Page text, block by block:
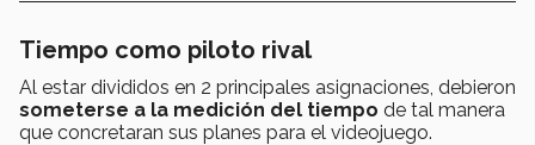
Tiempo como piloto rival
Al estar divididos en 2 principales asignaciones, debieron
someterse a la medición del tiempo de tal manera
que concretaran sus planes para el videojuego.